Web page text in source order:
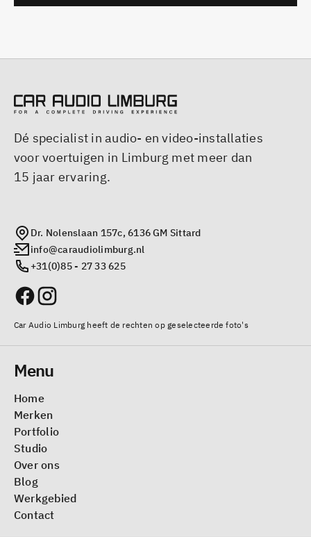
Dé specialist in audio- en video-installaties
voor voertuigen in Limburg met meer dan
15 jaar ervaring.
Dr. Nolenslaan 157c, 6136 GM Sittard
info@caraudiolimburg.nl
+31(0)85 - 27 33 625
Car Audio Limburg heeft de rechten op geselecteerde foto's
Menu
Home
Merken
Portfolio
Studio
Over ons
Blog
Werkgebied
Contact